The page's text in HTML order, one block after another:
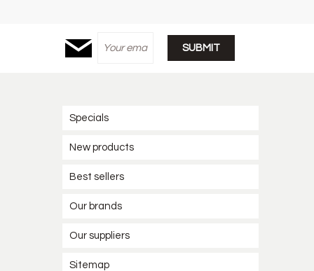
Specials
New products
Best sellers
Our brands
Our suppliers
Sitemap